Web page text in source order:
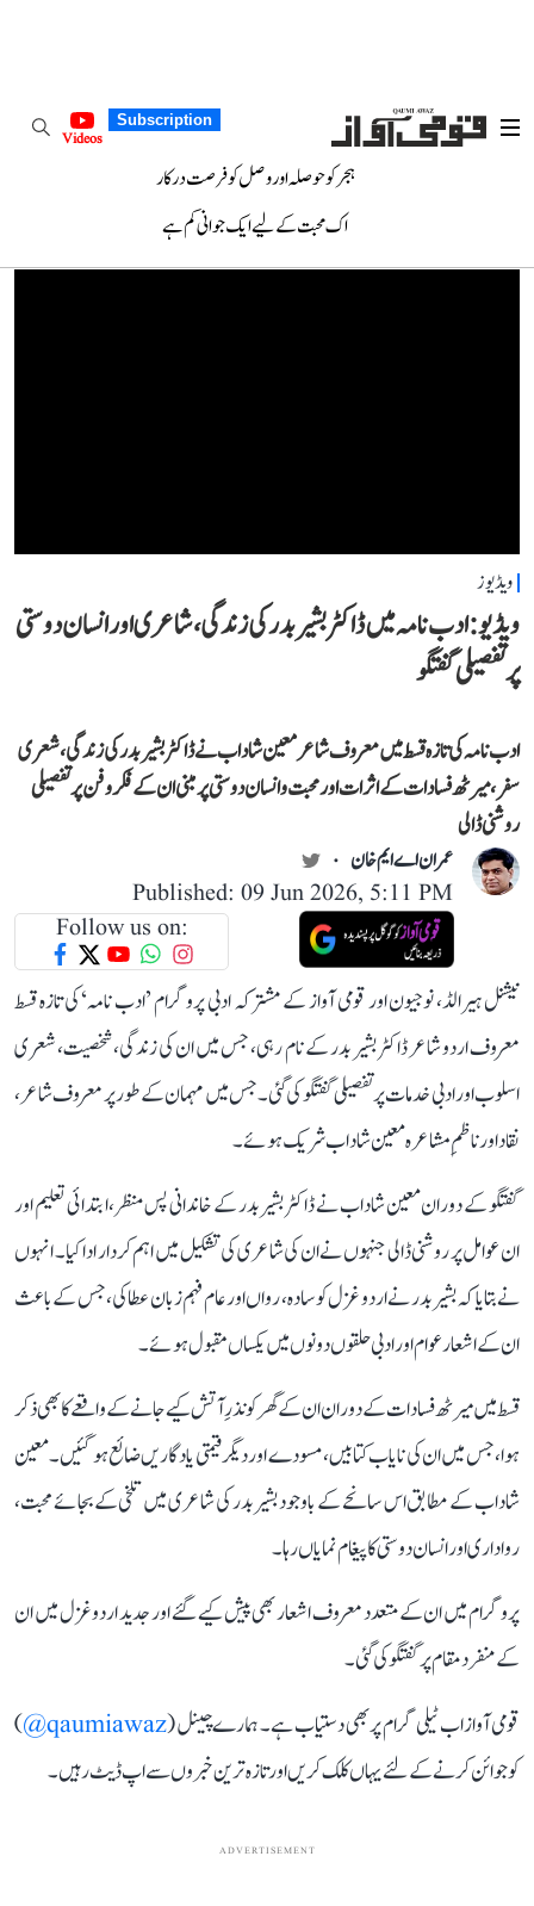
Subscription
Videos
ہجر کو حوصلہ اور وصل کو فرصت درکار
اک محبت کے لیے ایک جوانی کم ہے
ویڈیوز
ویڈیو: ادب نامہ میں ڈاکٹر بشیر بدر کی زندگی، شاعری اور انسان دوستی
پر تفصیلی گفتگو
ادب نامہ کی تازہ قسط میں معروف شاعر معین شاداب نے ڈاکٹر بشیر بدر کی زندگی، شعری
سفر، میرٹھ فسادات کے اثرات اور محبت و انسان دوستی پر مبنی ان کے فکر و فن پر تفصیلی
روشنی ڈالی
عمران اے ایم خان
Published: 09 Jun 2026, 5:11 PM
Follow us on:
نیشنل ہیرالڈ، نوجیون اور قومی آواز کے مشترکہ ادبی پروگرام ’ادب نامہ‘ کی تازہ قسط
معروف اردو شاعر ڈاکٹر بشیر بدر کے نام رہی، جس میں ان کی زندگی، شخصیت، شعری
اسلوب اور ادبی خدمات پر تفصیلی گفتگو کی گئی۔ جس میں مہمان کے طور پر معروف شاعر،
نقاد اور ناظمِ مشاعرہ معین شاداب شریک ہوئے۔
گفتگو کے دوران معین شاداب نے ڈاکٹر بشیر بدر کے خاندانی پس منظر، ابتدائی تعلیم اور
ان عوامل پر روشنی ڈالی جنہوں نے ان کی شاعری کی تشکیل میں اہم کردار ادا کیا۔ انہوں
نے بتایا کہ بشیر بدر نے اردو غزل کو سادہ، رواں اور عام فہم زبان عطا کی، جس کے باعث
ان کے اشعار عوام اور ادبی حلقوں دونوں میں یکساں مقبول ہوئے۔
قسط میں میرٹھ فسادات کے دوران ان کے گھر کو نذرِ آتش کیے جانے کے واقعے کا بھی ذکر
ہوا، جس میں ان کی نایاب کتابیں، مسودے اور دیگر قیمتی یادگاریں ضائع ہو گئیں۔ معین
شاداب کے مطابق اس سانحے کے باوجود بشیر بدر کی شاعری میں تلخی کے بجائے محبت،
رواداری اور انسان دوستی کا پیغام نمایاں رہا۔
پروگرام میں ان کے متعدد معروف اشعار بھی پیش کیے گئے اور جدید اردو غزل میں ان
کے منفرد مقام پر گفتگو کی گئی۔
قومی آواز اب ٹیلی گرام پر بھی دستیاب ہے۔ ہمارے چینل (qaumiawaz@
)
کو جوائن کرنے کے لئے یہاں کلک کریں اور تازہ ترین خبروں سے اپ ڈیٹ رہیں۔
ADVERTISEMENT